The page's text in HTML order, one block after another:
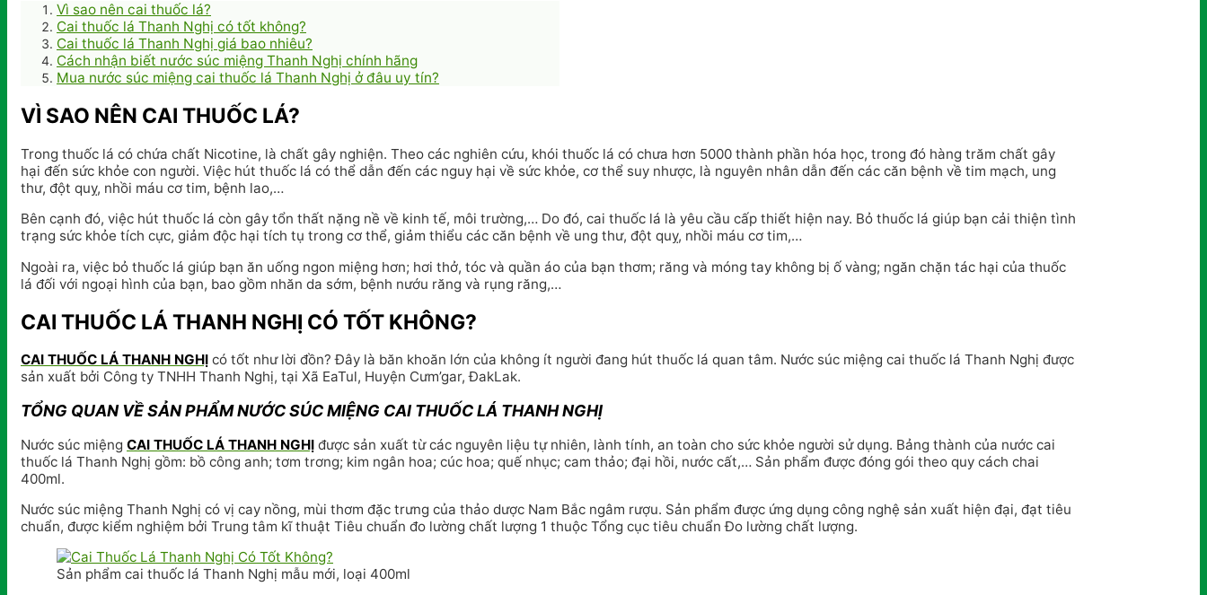
Vì sao nên cai thuốc lá?
Cai thuốc lá Thanh Nghị có tốt không?
Cai thuốc lá Thanh Nghị giá bao nhiêu?
Cách nhận biết nước súc miệng Thanh Nghị chính hãng
Mua nước súc miệng cai thuốc lá Thanh Nghị ở đâu uy tín?
VÌ SAO NÊN CAI THUỐC LÁ?
Trong thuốc lá có chứa chất Nicotine, là chất gây nghiện. Theo các nghiên cứu, khói thuốc lá có chưa hơn 5000 thành phần hóa học, trong đó hàng trăm chất gây
hại đến sức khỏe con người. Việc hút thuốc lá có thể dẫn đến các nguy hại về sức khỏe, cơ thể suy nhược, là nguyên nhân dẫn đến các căn bệnh về tim mạch, ung
thư, đột quỵ, nhồi máu cơ tim, bệnh lao,…
Bên cạnh đó, việc hút thuốc lá còn gây tổn thất nặng nề về kinh tế, môi trường,… Do đó, cai thuốc lá là yêu cầu cấp thiết hiện nay. Bỏ thuốc lá giúp bạn cải thiện tình
trạng sức khỏe tích cực, giảm độc hại tích tụ trong cơ thể, giảm thiểu các căn bệnh về ung thư, đột quỵ, nhồi máu cơ tim,…
Ngoài ra, việc bỏ thuốc lá giúp bạn ăn uống ngon miệng hơn; hơi thở, tóc và quần áo của bạn thơm; răng và móng tay không bị ố vàng; ngăn chặn tác hại của thuốc
lá đối với ngoại hình của bạn, bao gồm nhăn da sớm, bệnh nướu răng và rụng răng,…
CAI THUỐC LÁ THANH NGHỊ CÓ TỐT KHÔNG?
CAI THUỐC LÁ THANH NGHỊ có tốt như lời đồn? Đây là băn khoăn lớn của không ít người đang hút thuốc lá quan tâm. Nước súc miệng cai thuốc lá Thanh Nghị được
sản xuất bởi Công ty TNHH Thanh Nghị, tại Xã EaTul, Huyện Cưm’gar, ĐakLak.
TỔNG QUAN VỀ SẢN PHẨM NƯỚC SÚC MIỆNG CAI THUỐC LÁ THANH NGHỊ
Nước súc miệng CAI THUỐC LÁ THANH NGHỊ được sản xuất từ các nguyên liệu tự nhiên, lành tính, an toàn cho sức khỏe người sử dụng. Bảng thành của nước cai
thuốc lá Thanh Nghị gồm: bồ công anh; tơm trơng; kim ngân hoa; cúc hoa; quế nhục; cam thảo; đại hồi, nước cất,… Sản phẩm được đóng gói theo quy cách chai
400ml.
Nước súc miệng Thanh Nghị có vị cay nồng, mùi thơm đặc trưng của thảo dược Nam Bắc ngâm rượu. Sản phẩm được ứng dụng công nghệ sản xuất hiện đại, đạt tiêu
chuẩn, được kiểm nghiệm bởi Trung tâm kĩ thuật Tiêu chuẩn đo lường chất lượng 1 thuộc Tổng cục tiêu chuẩn Đo lường chất lượng.
Sản phẩm cai thuốc lá Thanh Nghị mẫu mới, loại 400ml